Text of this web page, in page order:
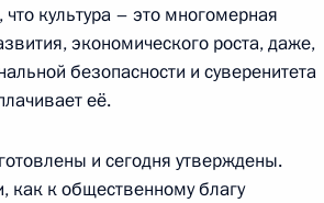
культура – это многомерная
экономического роста, даже,
безопасности и суверенитета
её.
и сегодня утверждены.
как к общественному благу